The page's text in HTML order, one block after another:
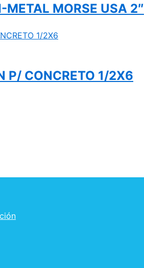
METAL MORSE USA 2″
P/ CONCRETO 1/2X6